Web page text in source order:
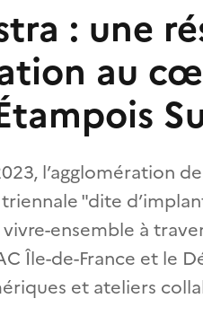
: une
au
l’agglomération
"dite
ensemble à
Île-de-France et le
et ateliers